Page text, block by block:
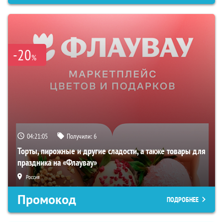
-20%
04:21:04 Получили:6
Торты, пирожные и другие сладости, а также товары для
праздника на «Флаувау»
Россия
Промокод ПОДРОБНЕЕ